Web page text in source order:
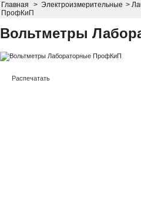
Главная > Электроизмерительные >
ПрофКиП
Вольтметры
Распечатать